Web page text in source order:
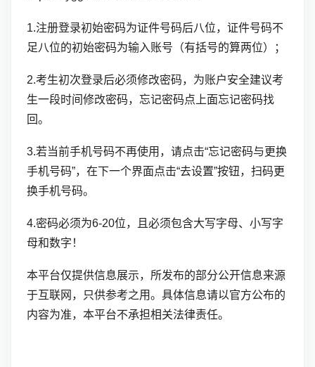
1.注册登录初始密码为证件号码后八位，证件号码不
足八位的初始密码为输入账号（有括号的算两位）；
2.考生初次登录后必须修改密码，为账户安全建议考
生一段时间修改密码，忘记密码点上面忘记密码找
回。
3.若当前手机号码不再使用，请点击“忘记密码与更换
手机号码”，在下一个界面点击“去设置”按钮，扫码更
换手机号码。
4.密码必须为6-20位，且必须包含大写字母、小写字
母和数字！
本平台仅提供信息展示，所发布的部分公开信息来源
于互联网，只供参考之用。具体信息请以官方公布的
内容为准，本平台不承担相关法律责任。